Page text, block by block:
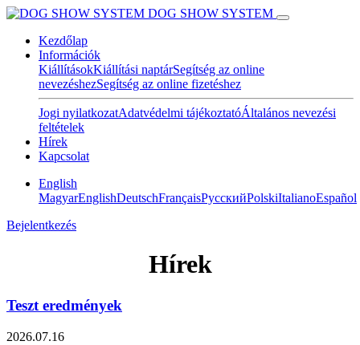
DOG SHOW SYSTEM
Kezdőlap
Információk
KiállításokKiállítási naptárSegítség az online
nevezéshezSegítség az online fizetéshez
Jogi nyilatkozatAdatvédelmi tájékoztatóÁltalános nevezési
feltételek
Hírek
Kapcsolat
English
MagyarEnglishDeutschFrançaisPусскийPolskiItalianoEspañol
Bejelentkezés
Hírek
Teszt eredmények
2026.07.16